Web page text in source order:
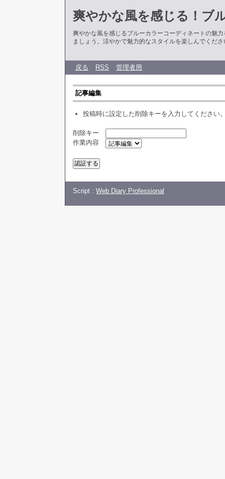
爽やかな風を感じる！ブ
爽やかな風を感じるブルーカラーコーディネートの魅
ましょう。涼やかで魅力的なスタイルを楽しんでくださ
戻る RSS 管理者用
記事編集
投稿時に設定した削除キーを入力してください
削除キー
作業内容
Script : Web Diary Professional